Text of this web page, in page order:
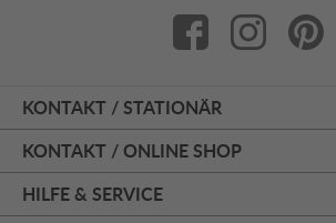
KONTAKT / STATIONÄR
KONTAKT / ONLINE SHOP
HILFE & SERVICE